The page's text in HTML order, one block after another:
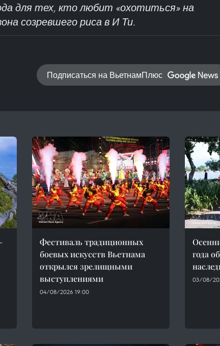
для тех, кто любит «охотиться» на
созревшего риса в И Ти.
Подписаться на ВьетнамПлюс
Фестиваль традиционных
боевых искусств Вьетнама
открылся зрелищными
выступлениями
04/08/2026 19:00
года
03/08/